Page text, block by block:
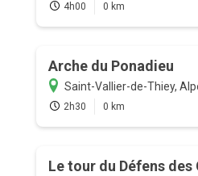
4h00 0 km
Arche du Ponadieu
Saint-Vallier-de-Thiey,
2h30 0 km
Le tour du Défens